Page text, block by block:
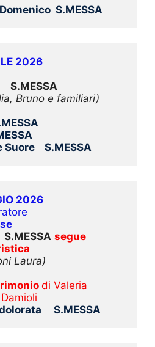
S.MESSA
2026
S.MESSA
Bruno e familiari)
S.MESSA
2026
S.MESSA segue
Laura)
di Valeria
S.MESSA